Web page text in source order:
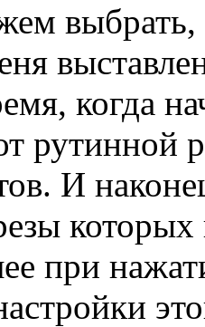
выбрать,
когда
рутинной
И
при